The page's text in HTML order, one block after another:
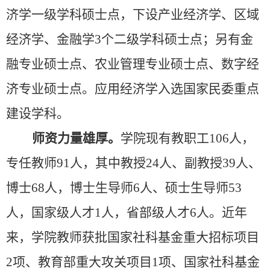
济学一级学科硕士点，下设产业经济学、区域
经济学、金融学3个二级学科硕士点 ； 另有金
融专业硕士点、农业管理专业硕士点、数字经
济专业硕士点。应用经济学入选国家民委重点
建设学科。
师资力量雄厚。 学院现有教职工106人，
专任教师91人，其中教授24人、副教授39人、
博士68人，博士生导师6人、硕士生导师53
人，国家级人才1人，省部级人才6人。 近年
来，学院教师获批国家社科基金重大招标项目
2项、教育部重大攻关项目 1项、国家社科基金